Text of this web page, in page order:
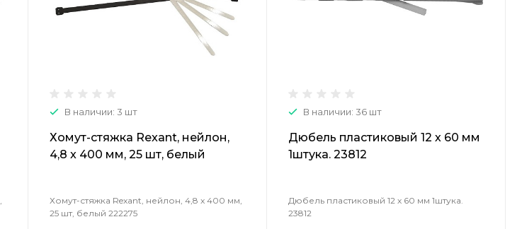
В наличии: 3 шт
Хомут-стяжка Rexant, нейлон,
4,8 x 400 мм, 25 шт, белый
Хомут-стяжка Rexant, нейлон, 4,8 x 400 мм,
25 шт, белый 222275
В наличии: 36 шт
Дюбель пластиковый 12 х 60 мм
1штука. 23812
Дюбель пластиковый 12 х 60 мм 1штука.
23812